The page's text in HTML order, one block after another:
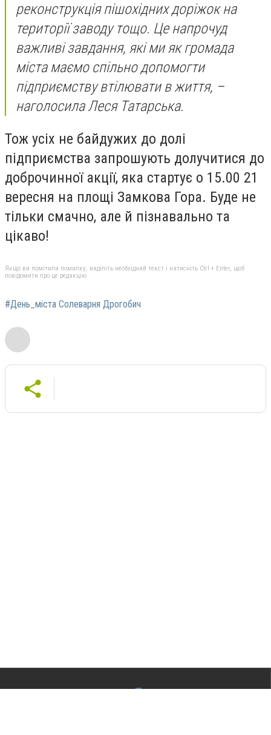
реконструкція пішохідних доріжок на
території заводу тощо. Це напрочуд
важливі завдання, які ми як громада
міста маємо спільно допомогти
підприємству втілювати в життя, –
наголосила Леся Татарська.
Тож усіх не байдужих до долі
підприємства запрошують долучитися до
доброчинної акції, яка стартує о 15.00 21
вересня на площі Замкова Гора. Буде не
тільки смачно, але й пізнавально та
цікаво!
Якщо ви помітили помилку, виділіть необхідний текст і натисніть Ctrl + Enter, щоб
повідомити про це редакцію
#День_міста Солеварня Дрогобич